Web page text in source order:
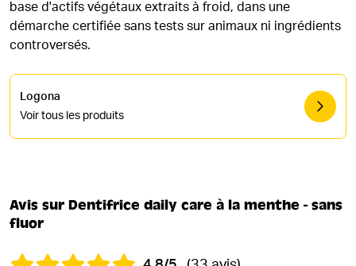
base d'actifs végétaux extraits à froid, dans une
démarche certifiée sans tests sur animaux ni ingrédients
controversés.
Logona
Voir tous les produits
Avis sur Dentifrice daily care à la menthe - sans
fluor